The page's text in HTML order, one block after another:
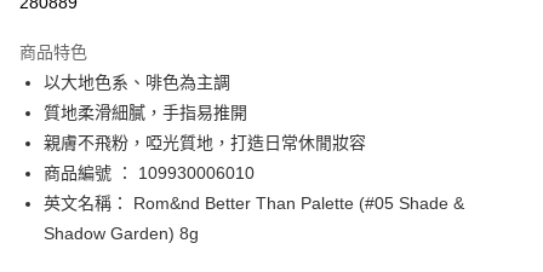
PayMe
WeChat Pay
BoC Pay
送貨方式
商品特色
以大地色系、啡色為主調
質地柔滑細膩，手指易推開
親膚不飛粉，啞光質地，打造日常休閒妝容
商品編號 ： 109930006010
英文名稱： Rom&nd Better Than Palette (#05 Shade &
Shadow Garden) 8g